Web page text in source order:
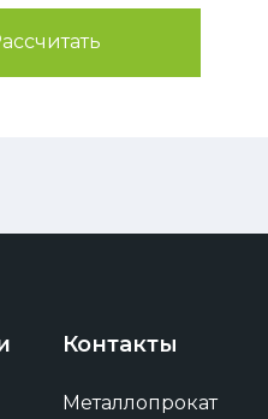
Контакты
Металлопрокат